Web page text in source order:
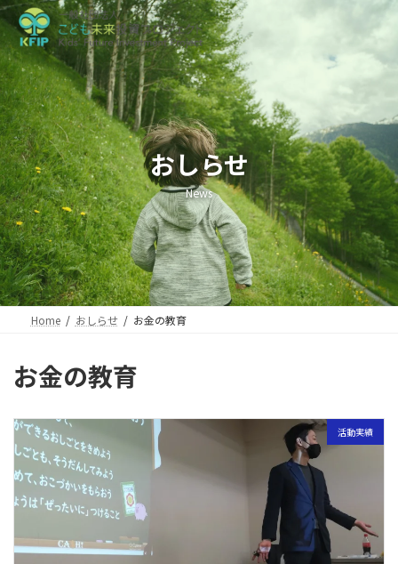
コ
ン
テ
ン
ツ
へ
ス
キ
ッ
プ
ナ
ビ
ゲ
ー
シ
ョ
ン
に
移
動
おしらせ
News
Home おしらせ お金の教育
お金の教育
活動実績